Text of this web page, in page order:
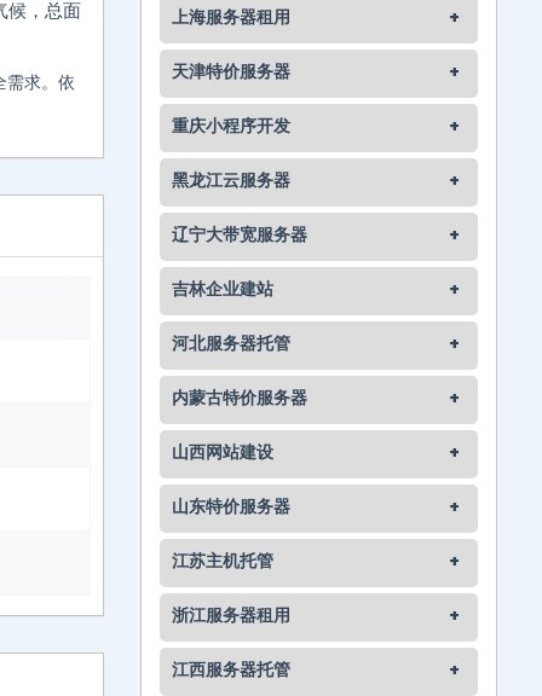
候，总面
需求。依
上海服务器租用 +
天津特价服务器 +
重庆小程序开发 +
黑龙江云服务器 +
辽宁大带宽服务器 +
吉林企业建站 +
河北服务器托管 +
内蒙古特价服务器 +
山西网站建设 +
山东特价服务器 +
江苏主机托管 +
浙江服务器租用 +
江西服务器托管 +